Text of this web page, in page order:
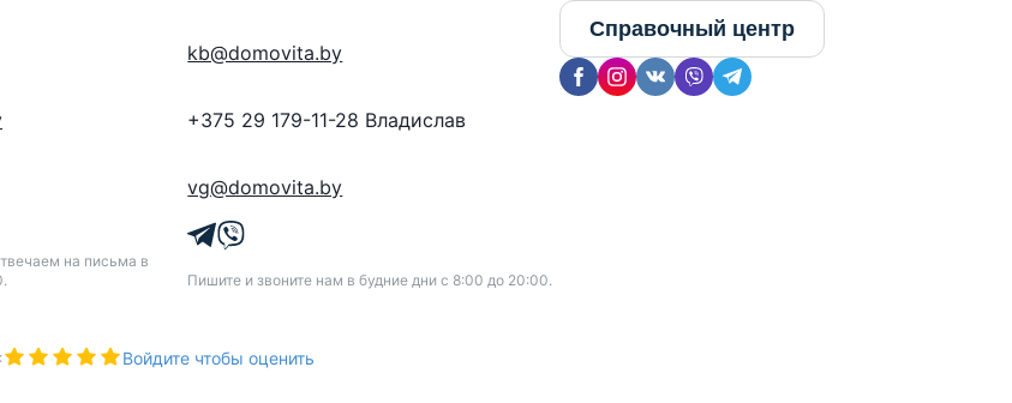
на письма в
kb@domovita.by
+375 29 179-11-28 Владислав
vg@domovita.by
Пишите и звоните нам в будние дни с 8:00 до 20:00.
Справочный центр
Войдите чтобы оценить